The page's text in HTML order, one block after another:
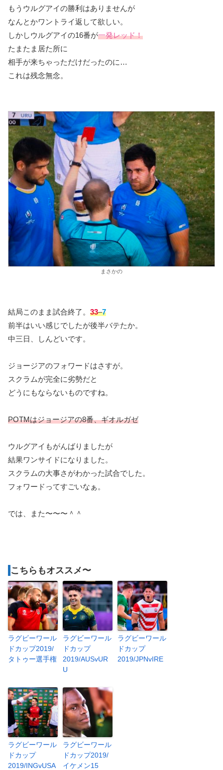
もうウルグアイの勝利はありませんが
なんとかワントライ返して欲しい。
しかしウルグアイの16番が一発レッド！
たまたま居た所に
相手が来ちゃっただけだったのに…
これは残念無念。
まさかの
結局このまま試合終了。 33–7
前半はいい感じでしたが後半バテたか。
中三日、しんどいです。
ジョージアのフォワードはさすが。
スクラムが完全に劣勢だと
どうにもならないものですね。
POTMはジョージアの8番、ギオルガゼ
ウルグアイもがんばりましたが
結果ワンサイドになりました。
スクラムの大事さがわかった試合でした。
フォワードってすごいなぁ。
では、また〜〜〜＾＾
こちらもオススメ〜
ラグビーワール
ドカップ2019/
タトゥー選手権
ラグビーワール
ドカップ
2019/AUSvUR
U
ラグビーワール
ドカップ
2019/JPNvIRE
ラグビーワール
ドカップ
2019/INGvUSA
ラグビーワール
ドカップ2019/
イケメン15